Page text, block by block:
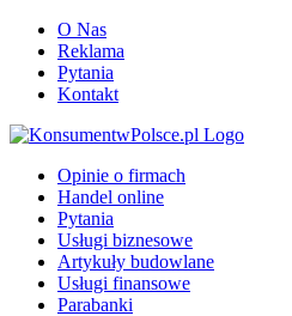
O Nas
Reklama
Pytania
Kontakt
Opinie o firmach
Handel online
Pytania
Usługi biznesowe
Artykuły budowlane
Usługi finansowe
Parabanki